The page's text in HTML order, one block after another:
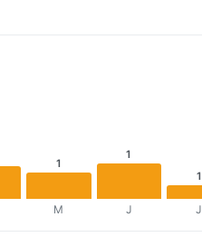
1
M
1
J
1
J